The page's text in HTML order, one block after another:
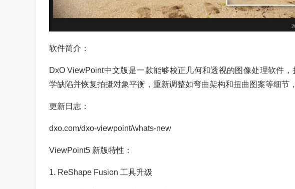
软件简介：
DxO ViewPoint中文版是一款能够校正几何和透视的图像处理软件
学缺陷并恢复拍摄对象平衡，重新调整如弯曲架构和扭曲图案等细节
更新日志：
dxo.com/dxo-viewpoint/whats-new
ViewPoint5 新版特性：
1. ReShape Fusion 工具升级